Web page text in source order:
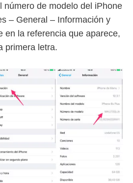
número de modelo del iPhone
– General – Información y
en la referencia que aparece,
primera letra.